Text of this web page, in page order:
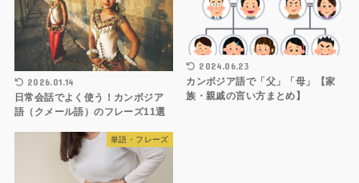
2026.01.14
日常会話でよく使う！カンボジア
語（クメール語）のフレーズ11選
2024.06.23
カンボジア語で「父」「母」【家
族・親戚の言い方まとめ】
単語・フレーズ